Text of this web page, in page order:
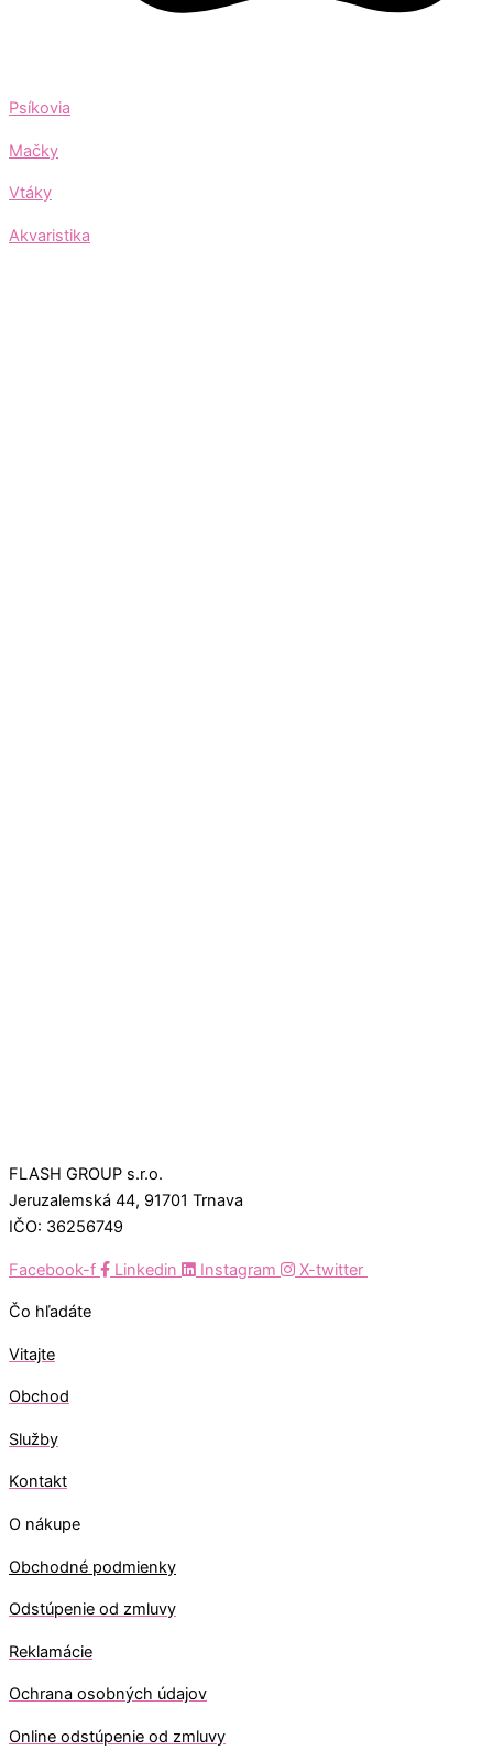
Psíkovia
Mačky
Vtáky
Akvaristika
FLASH GROUP s.r.o.
Jeruzalemská 44, 91701 Trnava
IČO: 36256749
Facebook-f Linkedin Instagram X-twitter
Čo hľadáte
Vitajte
Obchod
Služby
Kontakt
O nákupe
Obchodné podmienky
Odstúpenie od zmluvy
Reklamácie
Ochrana osobných údajov
Online odstúpenie od zmluvy